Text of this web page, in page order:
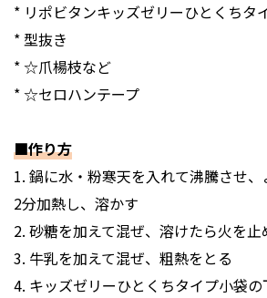
* リポビタンキッズゼリーひとくちタ
* 型抜き
* ☆爪楊枝など
* ☆セロハンテープ
■作り方
1. 鍋に水・粉寒天を入れて沸騰させ
2分加熱し、溶かす
2. 砂糖を加えて混ぜ、溶けたら火を止
3. 牛乳を加えて混ぜ、粗熱をとる
4. キッズゼリーひとくちタイプ小袋